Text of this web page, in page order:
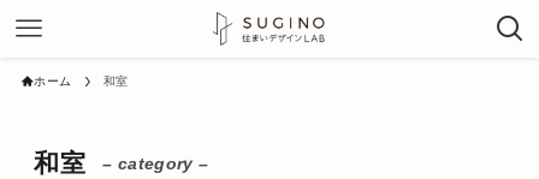
ホーム 和室
和室 – category –